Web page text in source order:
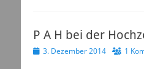
P A H bei der
Veröffentlicht
3. Dezember 2014 1